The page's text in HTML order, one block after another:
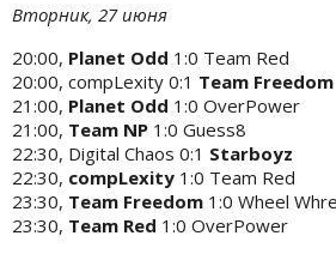
Вторник, 27 июня
20:00, Planet Odd 1:0 Team Red
20:00, compLexity 0:1 Team Freedom
21:00, Planet Odd 1:0 OverPower
21:00, Team NP 1:0 Guess8
22:30, Digital Chaos 0:1 Starboyz
22:30, compLexity 1:0 Team Red
23:30, Team Freedom 1:0 Wheel
23:30, Team Red 1:0 OverPower